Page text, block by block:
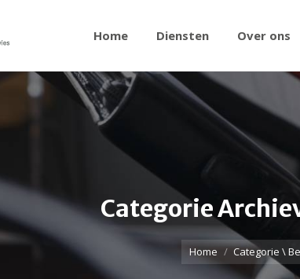
Home Diensten Over ons
Categorie
Home Categorie \